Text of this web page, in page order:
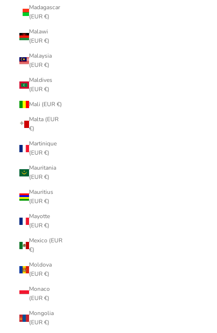
Madagascar
(EUR €)
Malawi
(EUR €)
Malaysia
(EUR €)
Maldives
(EUR €)
Mali (EUR €)
Malta (EUR
€)
Martinique
(EUR €)
Mauritania
(EUR €)
Mauritius
(EUR €)
Mayotte
(EUR €)
Mexico (EUR
€)
Moldova
(EUR €)
Monaco
(EUR €)
Mongolia
(EUR €)